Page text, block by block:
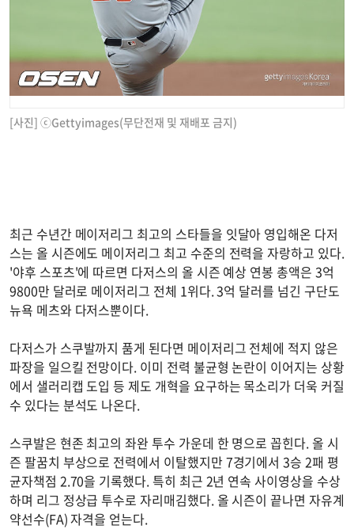
[사진] ⓒGettyimages(무단전재 및 재배포 금지)
최근 수년간 메이저리그 최고의 스타들을 잇달아 영입해온 다저
스는 올 시즌에도 메이저리그 최고 수준의 전력을 자랑하고 있다.
'야후 스포츠'에 따르면 다저스의 올 시즌 예상 연봉 총액은 3억
9800만 달러로 메이저리그 전체 1위다. 3억 달러를 넘긴 구단도
뉴욕 메츠와 다저스뿐이다.
다저스가 스쿠발까지 품게 된다면 메이저리그 전체에 적지 않은
파장을 일으킬 전망이다. 이미 전력 불균형 논란이 이어지는 상황
에서 샐러리캡 도입 등 제도 개혁을 요구하는 목소리가 더욱 커질
수 있다는 분석도 나온다.
스쿠발은 현존 최고의 좌완 투수 가운데 한 명으로 꼽힌다. 올 시
즌 팔꿈치 부상으로 전력에서 이탈했지만 7경기에서 3승 2패 평
균자책점 2.70을 기록했다. 특히 최근 2년 연속 사이영상을 수상
하며 리그 정상급 투수로 자리매김했다. 올 시즌이 끝나면 자유계
약선수(FA) 자격을 얻는다.